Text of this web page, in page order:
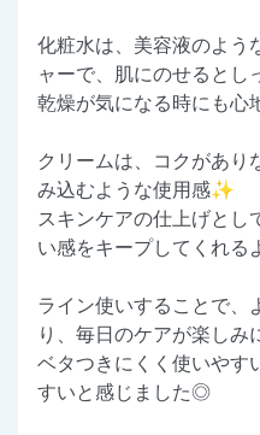
化粧水は、美容液のよう
ャーで、肌にのせると
乾燥が気になる時にも心
クリームは、コクがあり
み込むような使用感✨
スキンケアの仕上げとし
い感をキープしてくれる
ライン使いすることで、
り、毎日のケアが楽しみ
ベタつきにくく使いやす
すいと感じました◎